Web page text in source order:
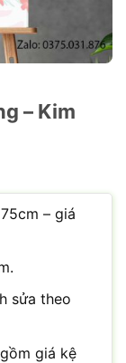
– Kim
– giá
sửa theo
giá kệ